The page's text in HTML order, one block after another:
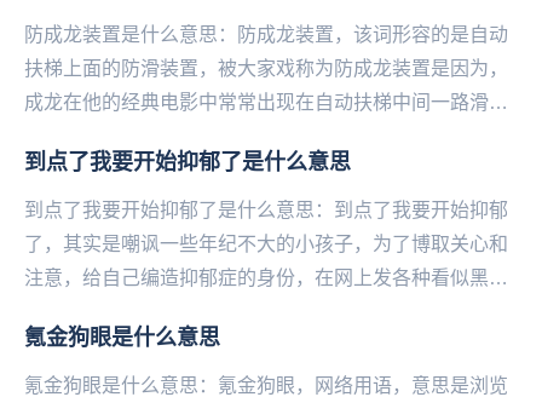
防成龙装置是什么意思：防成龙装置，该词形容的是自动
扶梯上面的防滑装置，被大家戏称为防成龙装置是因为，
成龙在他的经典电影中常常出现在自动扶梯中间一路滑行
置...
到点了我要开始抑郁了是什么意思
到点了我要开始抑郁了是什么意思：到点了我要开始抑郁
了，其实是嘲讽一些年纪不大的小孩子，为了博取关心和
注意，给自己编造抑郁症的身份，在网上发各种看似黑暗
命...
氪金狗眼是什么意思
氪金狗眼是什么意思：氪金狗眼，网络用语，意思是浏览